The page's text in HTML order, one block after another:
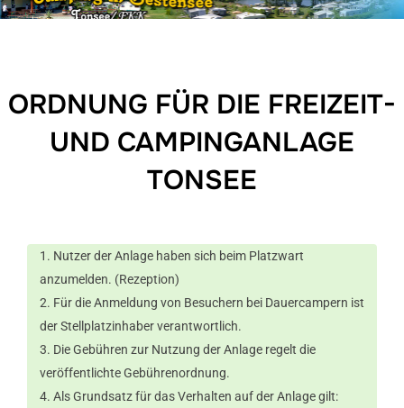
ORDNUNG FÜR DIE FREIZEIT-
UND CAMPINGANLAGE
TONSEE
Nutzer der Anlage haben sich beim Platzwart
anzumelden. (Rezeption)
Für die Anmeldung von Besuchern bei Dauercampern ist
der Stellplatzinhaber verantwortlich.
Die Gebühren zur Nutzung der Anlage regelt die
veröffentlichte Gebührenordnung.
Als Grundsatz für das Verhalten auf der Anlage gilt: